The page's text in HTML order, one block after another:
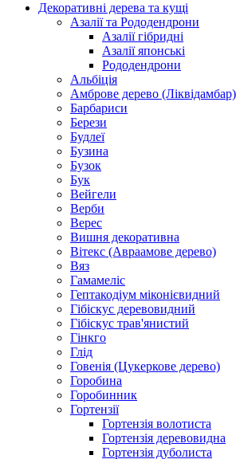
Декоративні дерева та кущі
Азалії та Рододендрони
Азалії гібридні
Азалії японські
Рододендрони
Альбіція
Амброве дерево (Ліквідамбар)
Барбариси
Берези
Будлеї
Бузина
Бузок
Бук
Вейгели
Верби
Верес
Вишня декоративна
Вітекс (Авраамове дерево)
Вяз
Гамамеліс
Гептакодіум міконієвидний
Гібіскус деревовидний
Гібіскус трав'янистий
Гінкго
Глід
Говенія (Цукеркове дерево)
Горобина
Горобинник
Гортензії
Гортензія волотиста
Гортензія деревовидна
Гортензія дуболиста